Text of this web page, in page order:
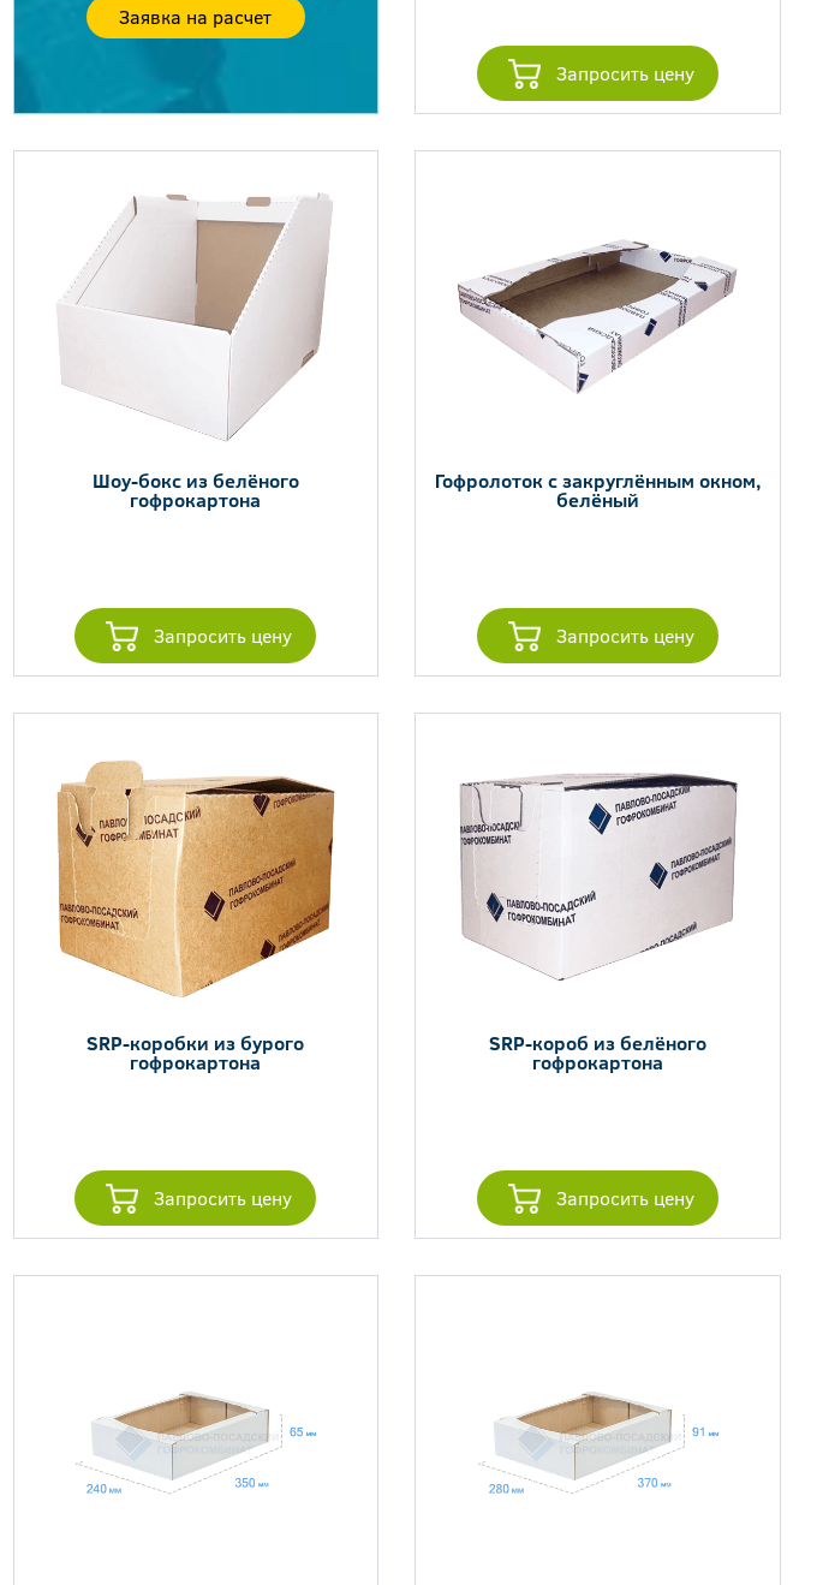
Заявка на расчет
Запросить цену
Шоу-бокс из белёного
гофрокартона
Запросить цену
Гофролоток с закруглённым окном,
белёный
Запросить цену
SRP-коробки из бурого
гофрокартона
Запросить цену
SRP-короб из белёного
гофрокартона
Запросить цену